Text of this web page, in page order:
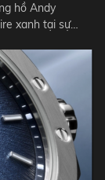
hồ Andy
xanh tại sự…